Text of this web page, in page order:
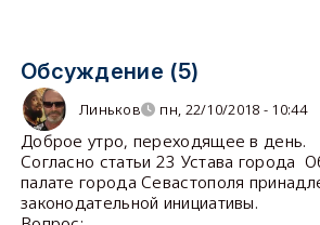
Обсуждение (5)
Линьков пн, 22/10/2018 - 10:44
Доброе утро, переходящее в день.
Согласно статьи 23 Устава города
палате города Севастополя
законодательной инициативы.